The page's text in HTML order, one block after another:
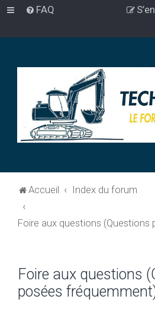
FAQ
Accueil Index du forum
Foire aux questions
Foire aux questions
posées